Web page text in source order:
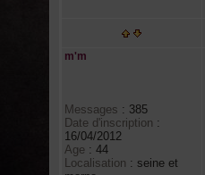
m'm
Messages : 385
Date d'inscription :
16/04/2012
Age : 44
Localisation : seine et